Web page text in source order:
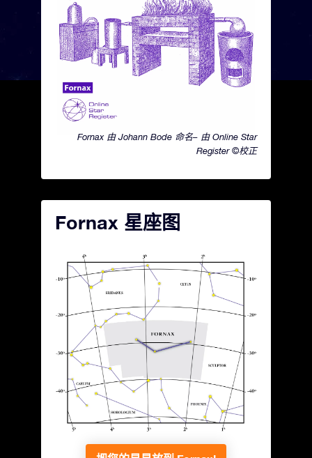
Fornax 由 Johann Bode 命名– 由 Online Star
Register ©校正
Fornax 星座图